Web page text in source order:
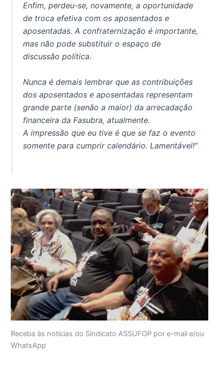
Enfim, perdeu-se, novamente, a oportunidade
de troca efetiva com os aposentados e
aposentadas. A confraternização é importante,
mas não pode substituir o espaço de
discussão política.
Nunca é demais lembrar que as contribuições
dos aposentados e aposentadas representam
grande parte (senão a maior) da arrecadação
financeira da Fasubra, atualmente.
A impressão que eu tive é que se faz o evento
somente para cumprir calendário. Lamentável!“
Receba às notícias do Sindicato ASSUFOP por e-mail e/ou
WhatsApp